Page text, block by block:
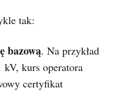
tak:
bazową. Na przykład
kV, kurs operatora
certyfikat